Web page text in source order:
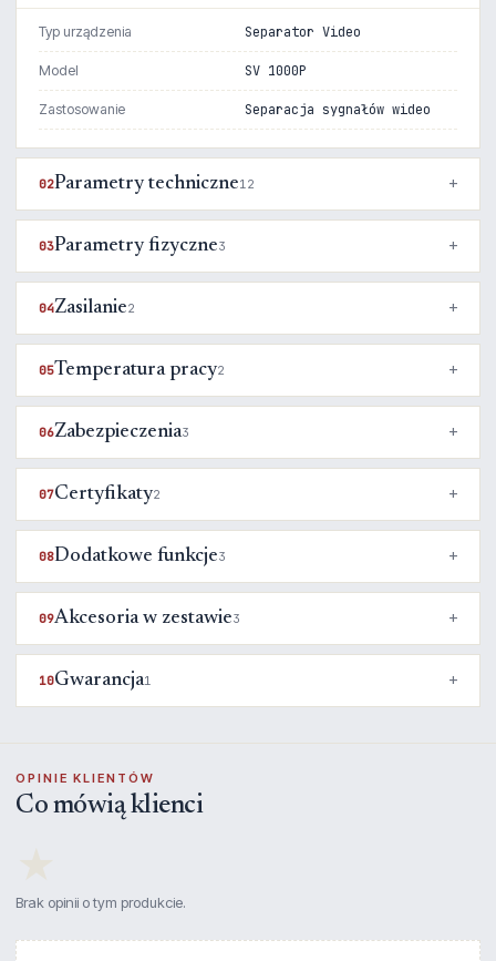
Typ urządzenia Separator Video
Model SV 1000P
Zastosowanie Separacja sygnałów wideo
02Parametry techniczne12
03Parametry fizyczne3
04Zasilanie2
05Temperatura pracy2
06Zabezpieczenia3
07Certyfikaty2
08Dodatkowe funkcje3
09Akcesoria w zestawie3
10Gwarancja1
OPINIE KLIENTÓW
Co mówią klienci
Brak opinii o tym produkcie.